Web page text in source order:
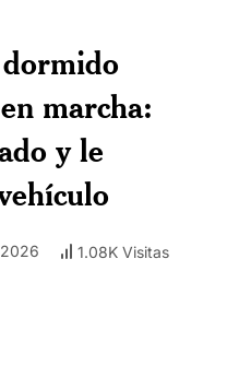
marcha:
y le
1.08K Visitas